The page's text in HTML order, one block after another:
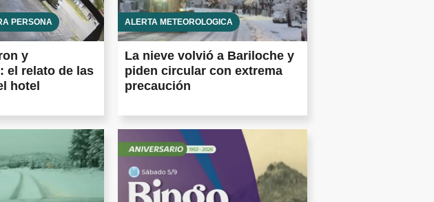
PERSONA
y
el relato de las
hotel
ALERTA METEOROLÓGICA
La nieve volvió a Bariloche y
piden circular con extrema
precaución